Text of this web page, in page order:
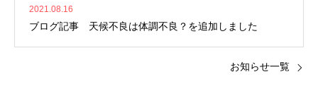
2021.08.16
ブログ記事 天候不良は体調不良？を追加しました
お知らせ一覧